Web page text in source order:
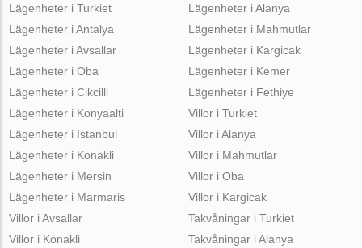
Lägenheter i Turkiet
Lägenheter i Antalya
Lägenheter i Avsallar
Lägenheter i Oba
Lägenheter i Cikcilli
Lägenheter i Alanya
Lägenheter i Mahmutlar
Lägenheter i Kargicak
Lägenheter i Kemer
Lägenheter i Fethiye
Lägenheter i Konyaalti
Lägenheter i Istanbul
Lägenheter i Konakli
Lägenheter i Mersin
Lägenheter i Marmaris
Villor i Turkiet
Villor i Alanya
Villor i Mahmutlar
Villor i Oba
Villor i Kargicak
Villor i Avsallar
Villor i Konakli
Takvåningar i Turkiet
Takvåningar i Alanya